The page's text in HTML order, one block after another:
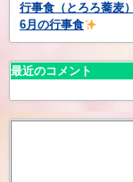
行事食（とろろ蕎麦）
6月の行事食
最近のコメント